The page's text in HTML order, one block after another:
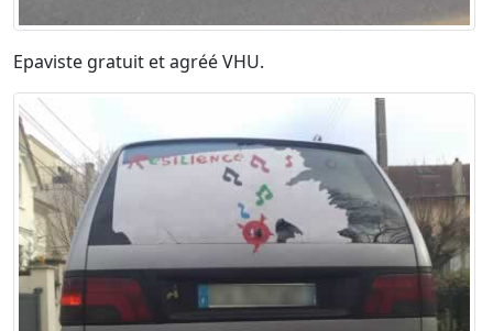
Epaviste gratuit et agréé VHU.